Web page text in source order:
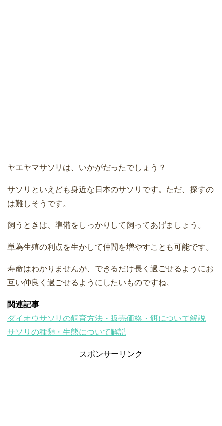
ヤエヤマサソリは、いかがだったでしょう？
サソリといえども身近な日本のサソリです。ただ、探すの
は難しそうです。
飼うときは、準備をしっかりして飼ってあげましょう。
単為生殖の利点を生かして仲間を増やすことも可能です。
寿命はわかりませんが、できるだけ長く過ごせるようにお
互い仲良く過ごせるようにしたいものですね。
関連記事
ダイオウサソリの飼育方法・販売価格・餌について解説
サソリの種類・生態について解説
スポンサーリンク